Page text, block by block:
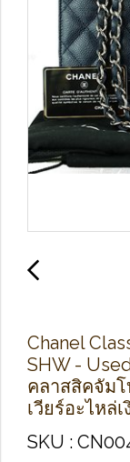
Chanel
SHW -
คลาสสิคจัมโ
เวียร์อะไหล่
SKU :